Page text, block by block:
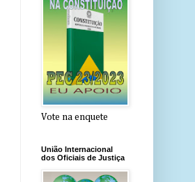
Vote na enquete
União Internacional
dos Oficiais de Justiça